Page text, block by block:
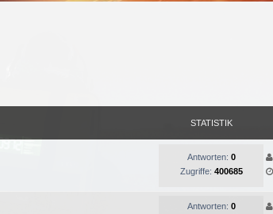
STATISTIK
Antworten: 0
Zugriffe: 400685
Antworten: 0